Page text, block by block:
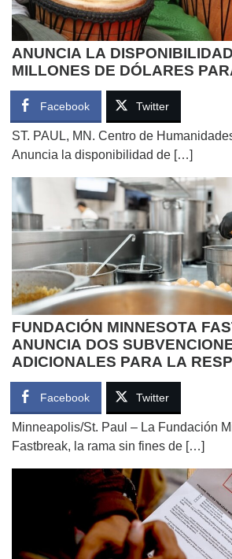
ANUNCIA LA
MILLONES DE DÓLARES
SUBVENCIONES
JÓVENES ESCRITORES Y
CULTURALES
Facebook Twitter
ST. PAUL, MN. Centro de
Anuncia la disponibilidad de […]
FUNDACIÓN MINNESOTA
ANUNCIA DOS
ADICIONALES PARA LA
COMUNITARIA
Facebook Twitter
Minneapolis/St. Paul – La Fundación
Fastbreak, la rama sin fines de […]